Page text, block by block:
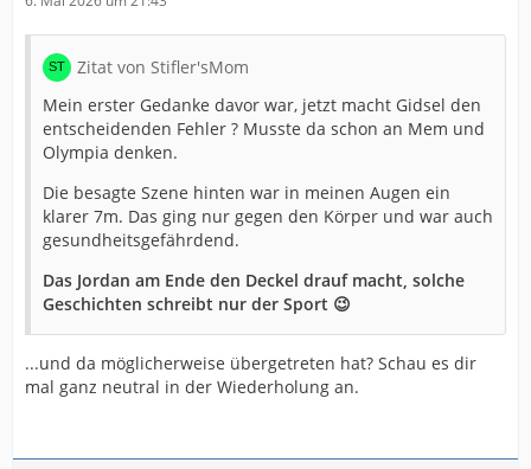
Zitat von Stifler'sMom
Mein erster Gedanke davor war, jetzt macht Gidsel den
entscheidenden Fehler ? Musste da schon an Mem und
Olympia denken.
Die besagte Szene hinten war in meinen Augen ein
klarer 7m. Das ging nur gegen den Körper und war auch
gesundheitsgefährdend.
Das Jordan am Ende den Deckel drauf macht, solche
Geschichten schreibt nur der Sport 😉
...und da möglicherweise übergetreten hat? Schau es dir
mal ganz neutral in der Wiederholung an.